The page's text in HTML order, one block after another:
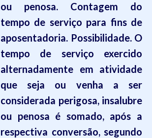
ou penosa. Contagem do
tempo de serviço para fins de
aposentadoria. Possibilidade. O
tempo de serviço exercido
alternadamente em atividade
que seja ou venha a ser
considerada perigosa, insalubre
ou penosa é somado, após a
respectiva conversão, segundo